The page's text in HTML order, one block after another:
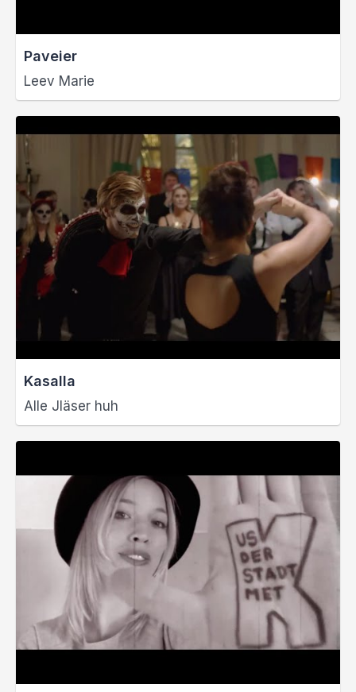
Paveier
Leev Marie
Kasalla
Alle Jläser huh